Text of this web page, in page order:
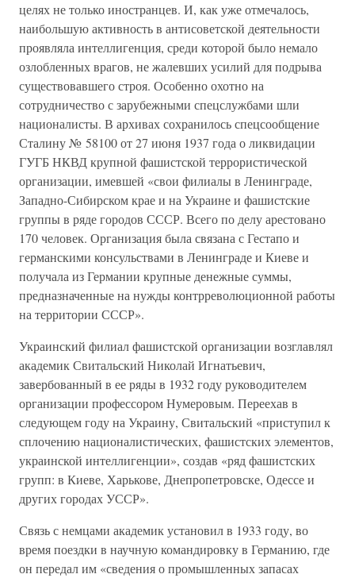
целях не только иностранцев. И, как уже отмечалось,
наибольшую активность в антисоветской деятельности
проявляла интеллигенция, среди которой было немало
озлобленных врагов, не жалевших усилий для подрыва
существовавшего строя. Особенно охотно на
сотрудничество с зарубежными спецслужбами шли
националисты. В архивах сохранилось спецсообщение
Сталину № 58100 от 27 июня 1937 года о ликвидации
ГУГБ НКВД крупной фашистской террористической
организации, имевшей «свои филиалы в Ленинграде,
Западно-Сибирском крае и на Украине и фашистские
группы в ряде городов СССР. Всего по делу арестовано
170 человек. Организация была связана с Гестапо и
германскими консульствами в Ленинграде и Киеве и
получала из Германии крупные денежные суммы,
предназначенные на нужды контрреволюционной работы
на территории СССР».
Украинский филиал фашистской организации возглавлял
академик Свитальский Николай Игнатьевич,
завербованный в ее ряды в 1932 году руководителем
организации профессором Нумеровым. Переехав в
следующем году на Украину, Свитальский «приступил к
сплочению националистических, фашистских элементов,
украинской интеллигенции», создав «ряд фашистских
групп: в Киеве, Харькове, Днепропетровске, Одессе и
других городах УССР».
Связь с немцами академик установил в 1933 году, во
время поездки в научную командировку в Германию, где
он передал им «сведения о промышленных запасах